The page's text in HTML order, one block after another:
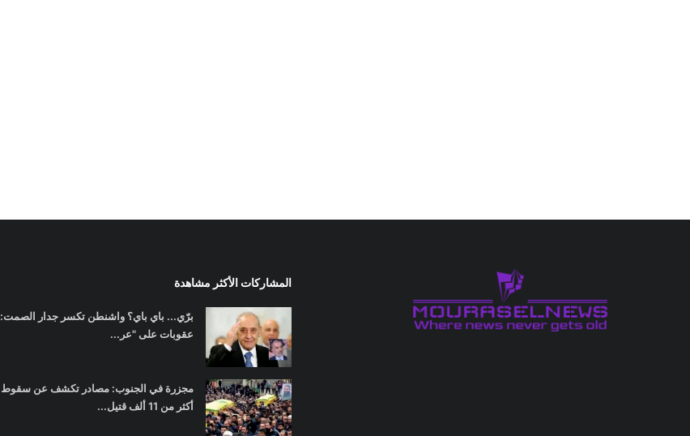
المشاركات الأكثر مشاهدة
برّي... باي باي؟ واشنطن تكسر جدار الصمت:
عقوبات على "عر...
مجزرة في الجنوب: مصادر تكشف عن سقوط
أكثر من 11 ألف قتيل...